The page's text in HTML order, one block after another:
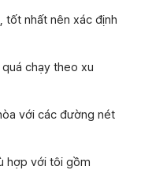
tốt nhất nên xác định
chạy theo xu
với các đường nét
hợp với tôi gồm